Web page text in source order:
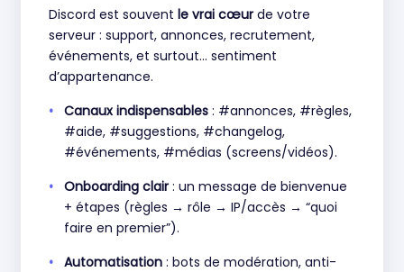
Discord est souvent le vrai cœurde votre
serveur : support, annonces, recrutement,
événements, et surtout… sentiment
d’appartenance.
Canaux indispensables : #annonces, #règles,
#aide, #suggestions, #changelog,
#événements, #médias (screens/vidéos).
Onboarding clair : un message de bienvenue
+ étapes (règles → rôle → IP/accès → “quoi
faire en premier”).
Automatisation : bots de modération, anti-